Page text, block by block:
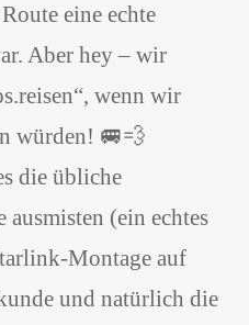
eine echte
Aber hey – wir
wenn wir
würden! 🚐💨
die übliche
ausmisten (ein echtes
Montage auf
und natürlich die